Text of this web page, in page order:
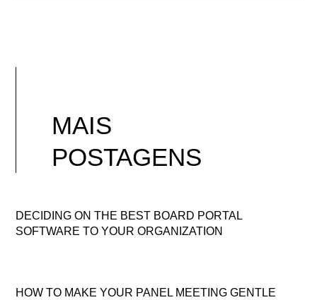
MAIS
POSTAGENS
DECIDING ON THE BEST BOARD PORTAL
SOFTWARE TO YOUR ORGANIZATION
HOW TO MAKE YOUR PANEL MEETING GENTLE